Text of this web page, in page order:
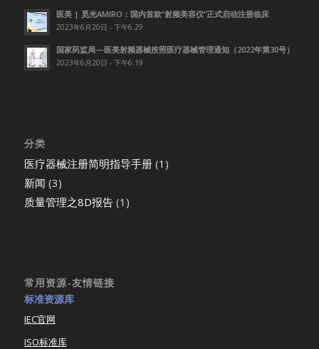
医美 | 觅光AMIRO：国内首款”射频美容仪”正式启动注册临床
2023年6月20日 - 下午6:29
国家药监局—医美射频器械按照医疗器械管理通知（2022年第30号）
2023年6月20日 - 下午6:19
分类
医疗器械注册简明指导手册(1)
新闻 (3)
质量管理之8D报告(1)
常用资源-友情链接
标准资源库
IEC官网
ISO标准库